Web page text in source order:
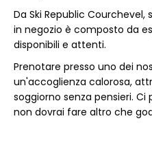
Da Ski Republic
in negozio è composto da
disponibili e attenti.
Prenotare presso uno dei
un'accoglienza calorosa,
soggiorno senza pensieri.
non dovrai fare altro che